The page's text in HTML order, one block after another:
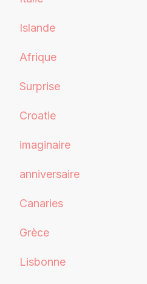
Islande
Afrique
Surprise
Croatie
imaginaire
anniversaire
Canaries
Grèce
Lisbonne